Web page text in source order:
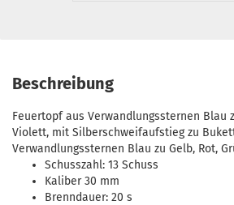
Beschreibung
Feuertopf aus Verwandlungssternen Blau
Violett, mit Silberschweifaufstieg zu
Verwandlungssternen Blau zu Gelb, Rot,
Schusszahl: 13 Schuss
Kaliber 30 mm
Brenndauer: 20 s